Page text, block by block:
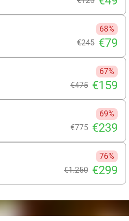
68%
€245 €79
67%
€475 €159
69%
€775 €239
76%
€1.250 €299